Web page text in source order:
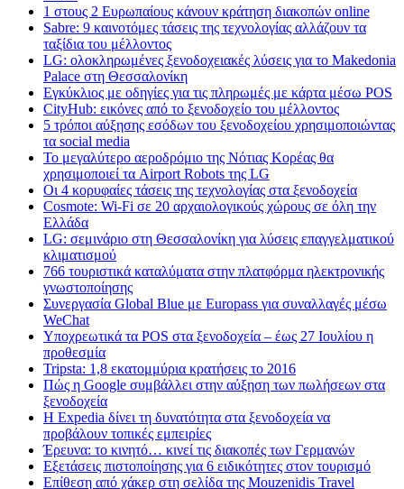
1 στους 2 Ευρωπαίους κάνουν κράτηση διακοπών online
Sabre: 9 καινοτόμες τάσεις της τεχνολογίας αλλάζουν τα
ταξίδια του μέλλοντος
LG: ολοκληρωμένες ξενοδοχειακές λύσεις για τo Makedonia
Palace στη Θεσσαλονίκη
Εγκύκλιος με οδηγίες για τις πληρωμές με κάρτα μέσω POS
CityHub: εικόνες από το ξενοδοχείο του μέλλοντος
5 τρόποι αύξησης εσόδων του ξενοδοχείου χρησιμοποιώντας
τα social media
Το μεγαλύτερο αεροδρόμιο της Νότιας Κορέας θα
χρησιμοποιεί τα Airport Robots της LG
Οι 4 κορυφαίες τάσεις της τεχνολογίας στα ξενοδοχεία
Cosmote: Wi-Fi σε 20 αρχαιολογικούς χώρους σε όλη την
Ελλάδα
LG: σεμινάριο στη Θεσσαλονίκη για λύσεις επαγγελματικού
κλιματισμού
766 τουριστικά καταλύματα στην πλατφόρμα ηλεκτρονικής
γνωστοποίησης
Συνεργασία Global Blue με Europass για συναλλαγές μέσω
WeChat
Υποχρεωτικά τα POS στα ξενοδοχεία – έως 27 Ιουλίου η
προθεσμία
Tripsta: 1,8 εκατομμύρια κρατήσεις το 2016
Πώς η Google συμβάλλει στην αύξηση των πωλήσεων στα
ξενοδοχεία
Η Expedia δίνει τη δυνατότητα στα ξενοδοχεία να
προβάλουν τοπικές εμπειρίες
Έρευνα: το κινητό… κινεί τις διακοπές των Γερμανών
Εξετάσεις πιστοποίησης για 6 ειδικότητες στον τουρισμό
Επίθεση από χάκερ στη σελίδα της Mouzenidis Travel